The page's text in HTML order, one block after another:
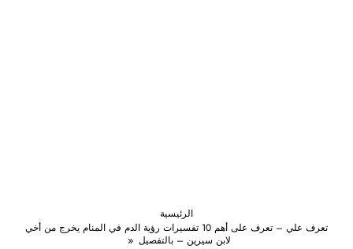
الرئيسية
تعرف علي – تعرف على أهم 10 تفسيرات رؤية الدم في المنام يخرج من أخي
لابن سيرين – بالتفصيل